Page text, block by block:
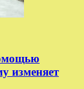
изменяет